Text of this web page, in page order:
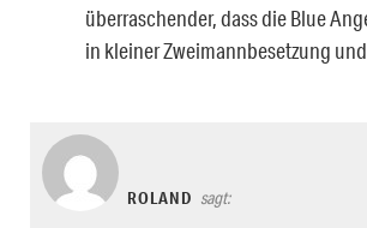
überraschender, dass die Blue
in kleiner Zweimannbesetzung
ROLAND sagt: